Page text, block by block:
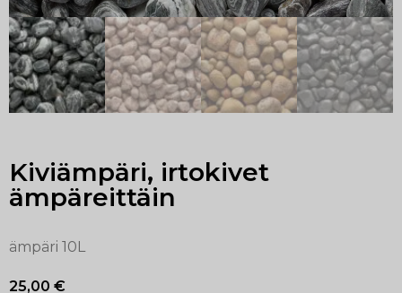
Kiviämpäri, irtokivet
ämpäreittäin
ämpäri 10L
25,00 €